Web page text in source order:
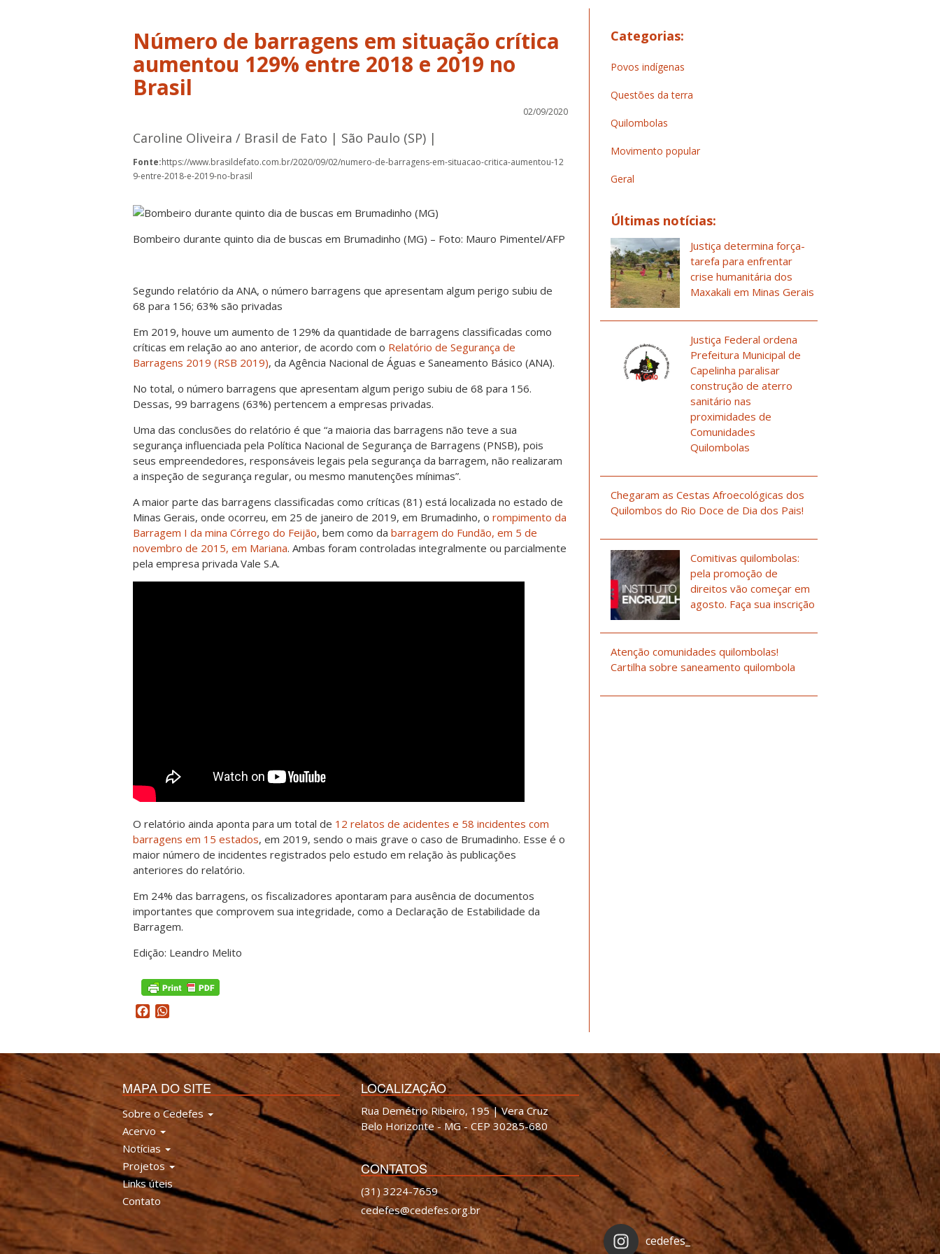
Número de barragens em situação crítica
aumentou 129% entre 2018 e 2019 no
Brasil
02/09/2020
Caroline Oliveira / Brasil de Fato | São Paulo (SP) |
Fonte:https://www.brasildefato.com.br/2020/09/02/numero-de-barragens-em-situacao-critica-aumentou-12
9-entre-2018-e-2019-no-brasil
Bombeiro durante quinto dia de buscas em Brumadinho (MG) – Foto: Mauro Pimentel/AFP
Segundo relatório da ANA, o número barragens que apresentam algum perigo subiu de
68 para 156; 63% são privadas
Em 2019, houve um aumento de 129% da quantidade de barragens classificadas como
críticas em relação ao ano anterior, de acordo com o Relatório de Segurança de
Barragens 2019 (RSB 2019), da Agência Nacional de Águas e Saneamento Básico (ANA).
No total, o número barragens que apresentam algum perigo subiu de 68 para 156.
Dessas, 99 barragens (63%) pertencem a empresas privadas.
Uma das conclusões do relatório é que “a maioria das barragens não teve a sua
segurança influenciada pela Política Nacional de Segurança de Barragens (PNSB), pois
seus empreendedores, responsáveis legais pela segurança da barragem, não realizaram
a inspeção de segurança regular, ou mesmo manutenções mínimas”.
A maior parte das barragens classificadas como críticas (81) está localizada no estado de
Minas Gerais, onde ocorreu, em 25 de janeiro de 2019, em Brumadinho, o rompimento da
Barragem I da mina Córrego do Feijão, bem como da barragem do Fundão, em 5 de
novembro de 2015, em Mariana. Ambas foram controladas integralmente ou parcialmente
pela empresa privada Vale S.A.
O relatório ainda aponta para um total de 12 relatos de acidentes e 58 incidentes com
barragens em 15 estados, em 2019, sendo o mais grave o caso de Brumadinho. Esse é o
maior número de incidentes registrados pelo estudo em relação às publicações
anteriores do relatório.
Em 24% das barragens, os fiscalizadores apontaram para ausência de documentos
importantes que comprovem sua integridade, como a Declaração de Estabilidade da
Barragem.
Edição: Leandro Melito
Facebook
Categorias:
Povos indígenas
Questões da terra
Quilombolas
Movimento popular
Geral
Últimas notícias:
Justiça determina força-
tarefa para enfrentar
crise humanitária dos
Maxakali em Minas Gerais
Justiça Federal ordena
Prefeitura Municipal de
Capelinha paralisar
construção de aterro
sanitário nas
proximidades de
Comunidades
Quilombolas
Chegaram as Cestas Afroecológicas dos
Quilombos do Rio Doce de Dia dos Pais!
Comitivas quilombolas:
pela promoção de
direitos vão começar em
agosto. Faça sua inscrição
Atenção comunidades quilombolas!
Cartilha sobre saneamento quilombola
MAPA DO SITE
Sobre o Cedefes
Acervo
Notícias
Projetos
Links úteis
Contato
LOCALIZAÇÃO
Rua Demétrio Ribeiro, 195 | Vera Cruz
Belo Horizonte - MG - CEP 30285-680
CONTATOS
(31) 3224-7659
cedefes@cedefes.org.br
cedefes_